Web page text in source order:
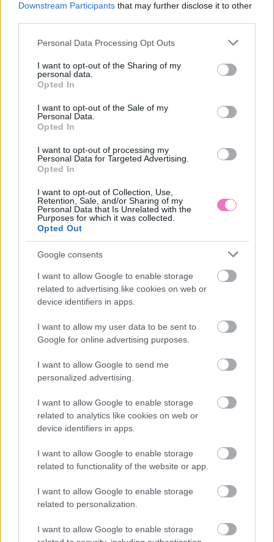
Downstream Participants that may further disclose it to other
Please note that this website/app uses one or more Google
not limited to your visit or usage behaviour. You may click to
grant or deny consent to Google and its third-party tags to
use your data for below specified purposes in below Google
consent section.
Personal Data Processing Opt Outs
I want to opt-out of the Sharing of my
personal data.
Opted In
I want to opt-out of the Sale of my
Personal Data.
Opted In
I want to opt-out of processing my
Personal Data for Targeted Advertising.
Opted In
I want to opt-out of Collection, Use,
Retention, Sale, and/or Sharing of my
Personal Data that Is Unrelated with the
Purposes for which it was collected.
Opted Out
Google consents
I want to allow Google to enable storage
related to advertising like cookies on web or
device identifiers in apps.
I want to allow my user data to be sent to
Google for online advertising purposes.
I want to allow Google to send me
personalized advertising.
I want to allow Google to enable storage
related to analytics like cookies on web or
device identifiers in apps.
I want to allow Google to enable storage
related to functionality of the website or app.
I want to allow Google to enable storage
related to personalization.
I want to allow Google to enable storage
10 nyári ombre köröm, ha
imádod a színes
manikűrt
Ez a mediterrán úti cél
illik hozzád a születési
Kövesd a Bien.hu cikkeit a
ALKOHOL HÁZTARTÁSI TIPPEK
TAKARÍTÁS TIPPEK
HOZZÁSZÓLÁSOK
LEGUTÓBBI BEJEGYZÉSEK
30 szerelmi dráma, amit nem bírsz könnyek nélkül
végignézni
Ha nyáron születtél, egy különleges spirituális ajándékkal
Sárga izzadságfolt a nyári fehér pólón? A filléres házi szer,